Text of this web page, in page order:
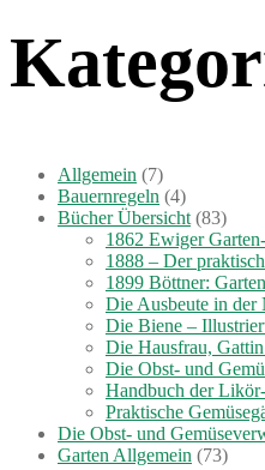
Allgemein (7)
Bauernregeln (4)
Bücher Übersicht (83)
1862 Ewiger
1888 – Der
1899 Böttner:
Die Ausbeute in der
Die Biene –
Die Hausfrau,
Die Obst- und
Handbuch der
Praktische
Die Obst- und
Garten Allgemein (73)